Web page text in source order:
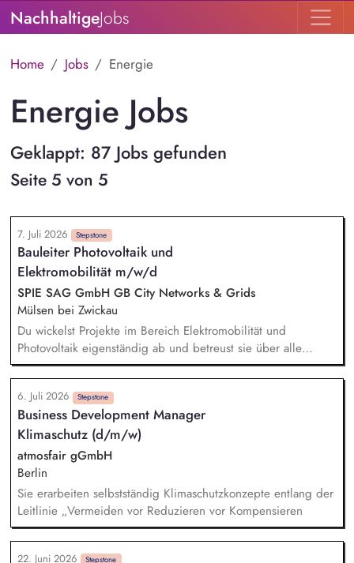
NachhaltigeJobs
Home Jobs Energie
Energie Jobs
Geklappt: 87 Jobs gefunden
Seite 5 von 5
7. Juli 2026 Stepstone
Bauleiter Photovoltaik und
Elektromobilität m/w/d
SPIE SAG GmbH GB City Networks & Grids
Mülsen bei Zwickau
Du wickelst Projekte im Bereich Elektromobilität und
Photovoltaik eigenständig ab und betreust sie über alle
Projektphasen hinweg. Die Verantwortung für deine
Baustellen, die Disposition von Personal und Material sowie
die Steuerung von Subauftragnehmern liegt in Deinem
Aufgabenbereich. Du stellst sicher, dass die Projektziele
erreicht werden – insbesondere eine wirtschaftliche und
termingerechte Abwicklung sowie die Einhaltung aller
Arbeitssicherheitsvorschriften. Du verfolgst das Service- und
Wartungsgeschäft, planst und koordinierst Einsätze, schließt
Wartungsverträge ab und betreust unsere Kunden im Betrieb
ihrer Anlagen.
6. Juli 2026 Stepstone
Business Development Manager
Klimaschutz (d/m/w)
atmosfair gGmbH
Berlin
Sie erarbeiten selbstständig Klimaschutzkonzepte entlang der
Leitlinie „Vermeiden vor Reduzieren vor Kompensieren
22. Juni 2026 Stepstone